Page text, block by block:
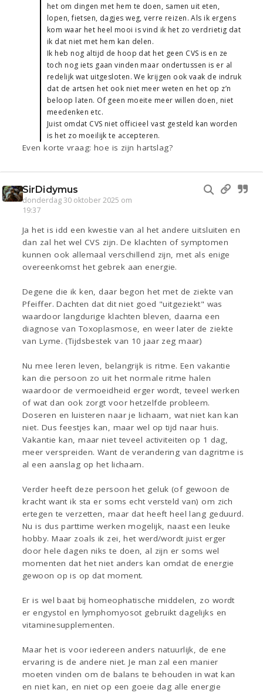
het om dingen met hem te doen, samen uit eten,
lopen, fietsen, dagjes weg, verre reizen. Als ik ergens
kom waar het heel mooi is vind ik het zo verdrietig dat
ik dat niet met hem kan delen.
Ik heb nog altijd de hoop dat het geen CVS is en ze
toch nog iets gaan vinden maar ondertussen is er al
redelijk wat uitgesloten. We krijgen ook vaak de indruk
dat de artsen het ook niet meer weten en het op z’n
beloop laten. Of geen moeite meer willen doen, niet
meedenken etc.
Juist omdat CVS niet officieel vast gesteld kan worden
is het zo moeilijk te accepteren.
Even korte vraag: hoe is zijn hartslag?
SirDidymus
donderdag 30 oktober 2025 om
19:37
Ja het is idd een kwestie van al het andere uitsluiten en
dan zal het wel CVS zijn. De klachten of symptomen
kunnen ook allemaal verschillend zijn, met als enige
overeenkomst het gebrek aan energie.
Degene die ik ken, daar begon het met de ziekte van
Pfeiffer. Dachten dat dit niet goed "uitgeziekt" was
waardoor langdurige klachten bleven, daarna een
diagnose van Toxoplasmose, en weer later de ziekte
van Lyme. (Tijdsbestek van 10 jaar zeg maar)
Nu mee leren leven, belangrijk is ritme. Een vakantie
kan die persoon zo uit het normale ritme halen
waardoor de vermoeidheid erger wordt, teveel werken
of wat dan ook zorgt voor hetzelfde probleem.
Doseren en luisteren naar je lichaam, wat niet kan kan
niet. Dus feestjes kan, maar wel op tijd naar huis.
Vakantie kan, maar niet teveel activiteiten op 1 dag,
meer verspreiden. Want de verandering van dagritme is
al een aanslag op het lichaam.
Verder heeft deze persoon het geluk (of gewoon de
kracht want ik sta er soms echt versteld van) om zich
ertegen te verzetten, maar dat heeft heel lang geduurd.
Nu is dus parttime werken mogelijk, naast een leuke
hobby. Maar zoals ik zei, het werd/wordt juist erger
door hele dagen niks te doen, al zijn er soms wel
momenten dat het niet anders kan omdat de energie
gewoon op is op dat moment.
Er is wel baat bij homeophatische middelen, zo wordt
er engystol en lymphomyosot gebruikt dagelijks en
vitaminesupplementen.
Maar het is voor iedereen anders natuurlijk, de ene
ervaring is de andere niet. Je man zal een manier
moeten vinden om de balans te behouden in wat kan
en niet kan, en niet op een goeie dag alle energie